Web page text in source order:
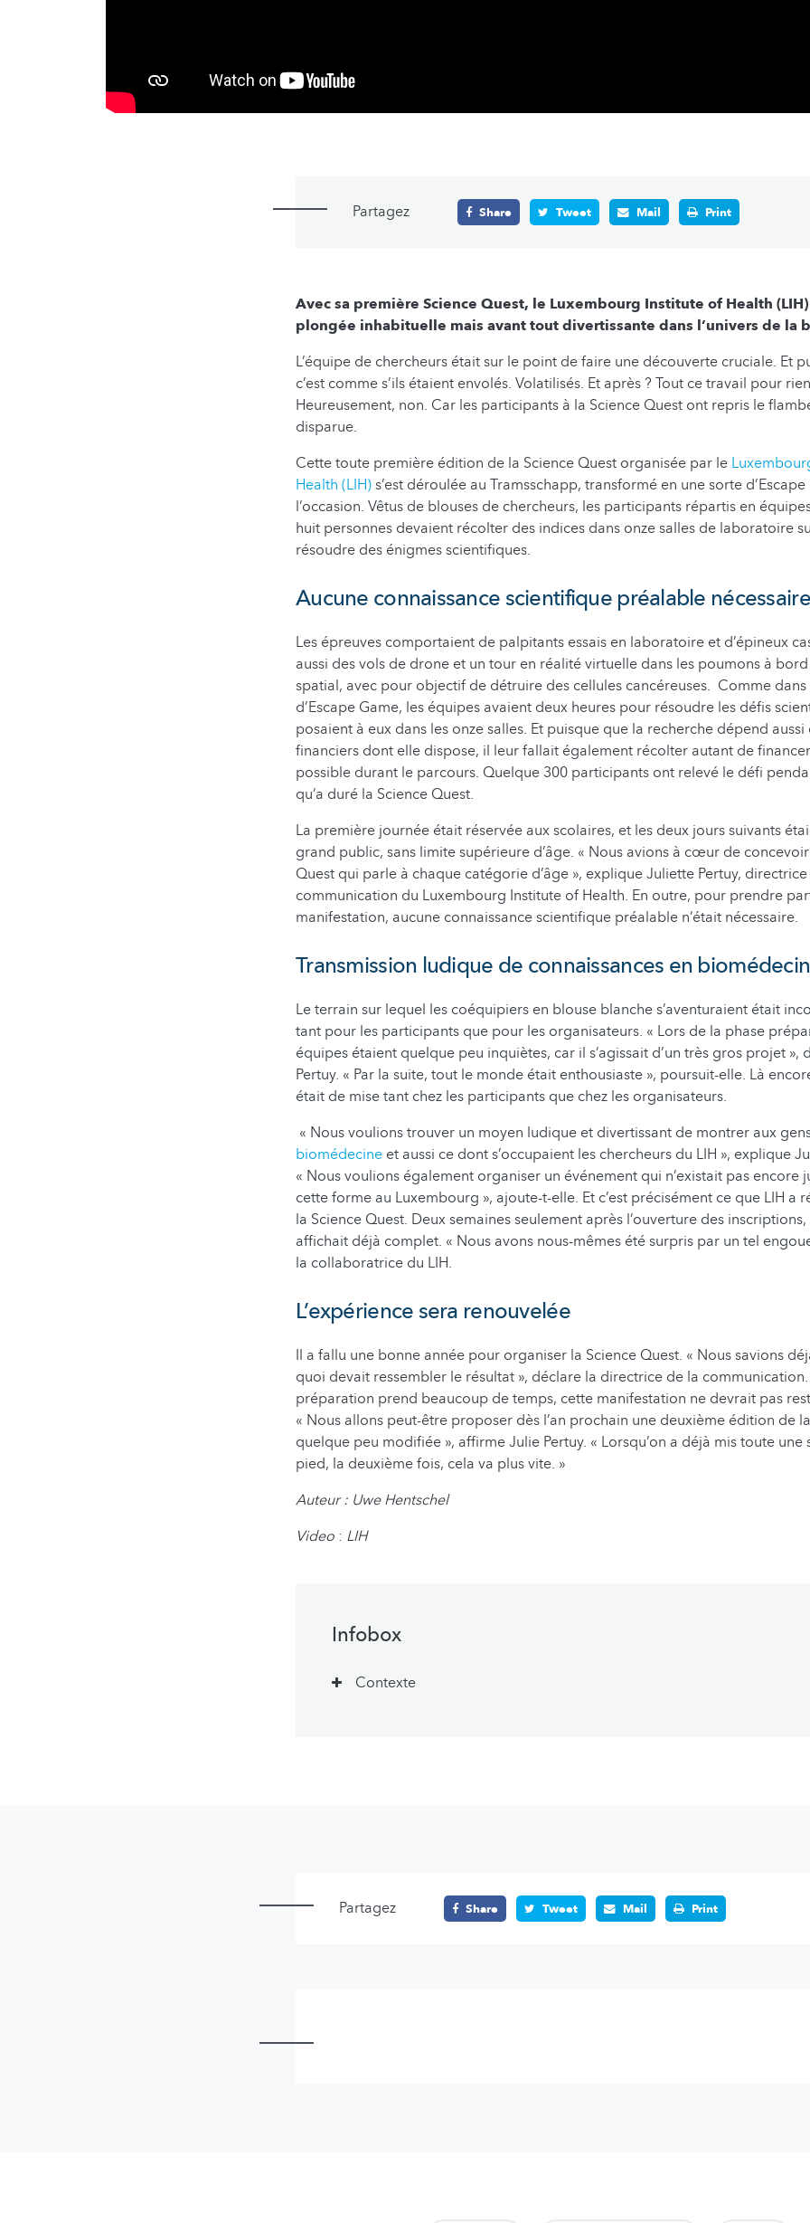
Partagez Share Tweet Mail Print
Avec sa première Science Quest, le Luxembourg Institute of Health
plongée inhabituelle mais avant tout divertissante dans l’univers de la
L’équipe de chercheurs était sur le point de faire une découverte cruciale. Et
c’est comme s’ils étaient envolés. Volatilisés. Et après ? Tout ce travail pour
Heureusement, non. Car les participants à la Science Quest ont repris le
disparue.
Cette toute première édition de la Science Quest organisée par le
Health (LIH)s’est déroulée au Tramsschapp, transformé en une sorte
l’occasion. Vêtus de blouses de chercheurs, les participants répartis en
huit personnes devaient récolter des indices dans onze salles de laboratoire
résoudre des énigmes scientifiques.
Aucune connaissance scientifique préalable nécessaire
Les épreuves comportaient de palpitants essais en laboratoire et d’épineux
aussi des vols de drone et un tour en réalité virtuelle dans les poumons à bord
spatial, avec pour objectif de détruire des cellules cancéreuses. Comme dans
d’Escape Game, les équipes avaient deux heures pour résoudre les défis
posaient à eux dans les onze salles. Et puisque que la recherche dépend aussi
financiers dont elle dispose, il leur fallait également récolter autant de
possible durant le parcours. Quelque 300 participants ont relevé le défi
qu’a duré la Science Quest.
La première journée était réservée aux scolaires, et les deux jours suivants
grand public, sans limite supérieure d’âge. « Nous avions à cœur de
Quest qui parle à chaque catégorie d’âge », explique Juliette Pertuy,
communication du Luxembourg Institute of Health. En outre, pour prendre
manifestation, aucune connaissance scientifique préalable n’était nécessaire.
Transmission ludique de connaissances en
Le terrain sur lequel les coéquipiers en blouse blanche s’aventuraient était
tant pour les participants que pour les organisateurs. « Lors de la phase
équipes étaient quelque peu inquiètes, car il s’agissait d’un très gros projet »,
Pertuy. « Par la suite, tout le monde était enthousiaste », poursuit-elle. Là
était de mise tant chez les participants que chez les organisateurs.
« Nous voulions trouver un moyen ludique et divertissant de montrer aux
biomédecine et aussi ce dont s’occupaient les chercheurs du LIH », explique
« Nous voulions également organiser un événement qui n’existait pas encore
cette forme au Luxembourg », ajoute-t-elle. Et c’est précisément ce que LIH a
la Science Quest. Deux semaines seulement après l’ouverture des
affichait déjà complet. « Nous avons nous-mêmes été surpris par un tel
la collaboratrice du LIH.
L’expérience sera renouvelée
Il a fallu une bonne année pour organiser la Science Quest. « Nous savions
quoi devait ressembler le résultat », déclare la directrice de la
préparation prend beaucoup de temps, cette manifestation ne devrait pas
« Nous allons peut-être proposer dès l’an prochain une deuxième édition de
quelque peu modifiée », affirme Julie Pertuy. « Lorsqu’on a déjà mis toute une
pied, la deuxième fois, cela va plus vite. »
Auteur : Uwe Hentschel
Video : LIH
Infobox
Contexte
Partagez Share Tweet Mail Print